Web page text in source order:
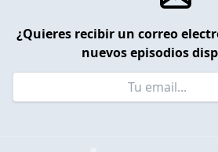
¿Quieres recibir un correo
nuevos episodios